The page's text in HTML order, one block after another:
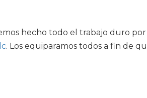
hecho todo el trabajo duro
. Los equiparamos todos a fin de